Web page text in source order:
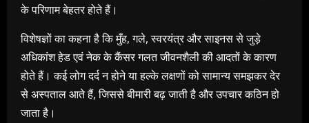
के परिणाम बेहतर होते हैं।
विशेषज्ञों का कहना है कि मुँह, गले, स्वरयंत्र और साइनस से जुड़े
अधिकांश हेड एवं नेक के कैंसर गलत जीवनशैली की आदतों के कारण
होते हैं। कई लोग दर्द न होने या हल्के लक्षणों को सामान्य समझकर देर
से अस्पताल आते हैं, जिससे बीमारी बढ़ जाती है और उपचार कठिन हो
जाता है।